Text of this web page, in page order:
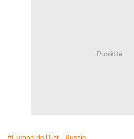
Publicité
#Europe de l'Est - Russie